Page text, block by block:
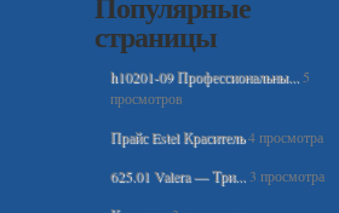
страницы
h10201-09 Профессиональны...5
просмотров
Прайс Estel Краситель4 просмотра
625.01 Valera — Три...3 просмотра